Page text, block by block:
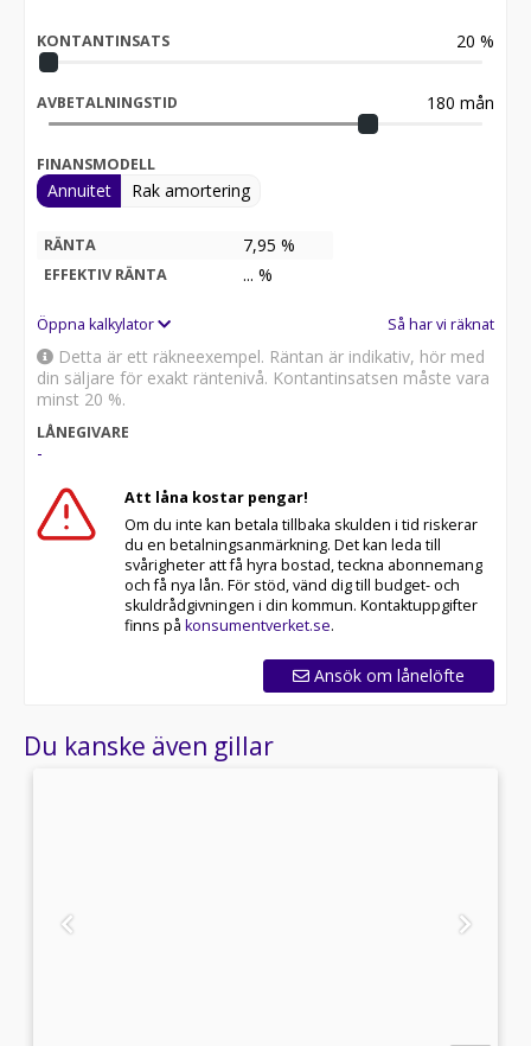
mån
Annuitet
RÄNTA
EFFEKTIV RÄNTA
Öppna kalkylator Så har vi räknat
din säljare för exakt räntenivå. Kontantinsatsen måste vara
minst 20 %.
LÅNEGIVARE
-
Att låna kostar pengar!
Om du inte kan betala tillbaka skulden i tid riskerar
du en betalningsanmärkning. Det kan leda till
svårigheter att få hyra bostad, teckna abonnemang
och få nya lån. För stöd, vänd dig till budget- och
skuldrådgivningen i din kommun. Kontaktuppgifter
finns påkonsumentverket.se.
Ansök om lånelöfte
Du kanske även gillar